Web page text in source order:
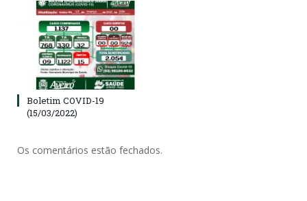
Boletim COVID-19
(15/03/2022)
Os comentários estão fechados.